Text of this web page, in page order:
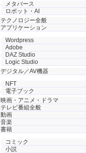
メタバース
ロボット・AI
テクノロジー全般
アプリケーション
Wordpress
Adobe
DAZ Studio
Logic Studio
デジタル／AV機器
NFT
電子ブック
映画・アニメ・ドラマ
テレビ番組全般
動画
音楽
書籍
コミック
小説